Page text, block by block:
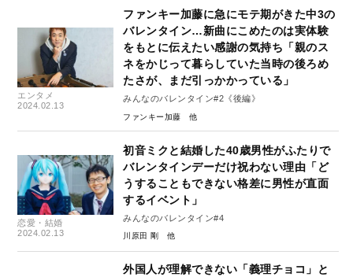
エンタメ
2024.02.13
ファンキー加藤に急にモテ期がきた中3の
バレンタイン…新曲にこめたのは実体験
をもとに伝えたい感謝の気持ち「親のス
ネをかじって暮らしていた当時の後ろめ
たさが、まだ引っかかっている」
みんなのバレンタイン#2《後編》
ファンキー加藤
恋愛・結婚
2024.02.13
初音ミクと結婚した40歳男性がふたりで
バレンタインデーだけ祝わない理由「ど
うすることもできない格差に男性が直面
するイベント」
みんなのバレンタイン#4
川原田 剛
外国人が理解できない「義理チョコ」と